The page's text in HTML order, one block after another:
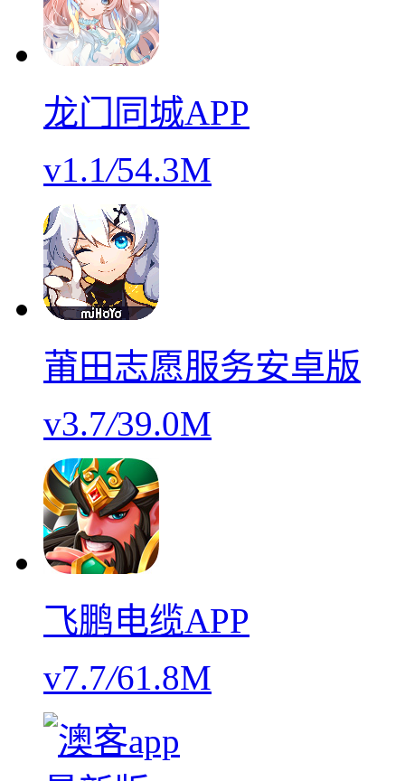
龙门同城APP
v1.1/54.3M
莆田志愿服务安卓版
v3.7/39.0M
飞鹏电缆APP
v7.7/61.8M